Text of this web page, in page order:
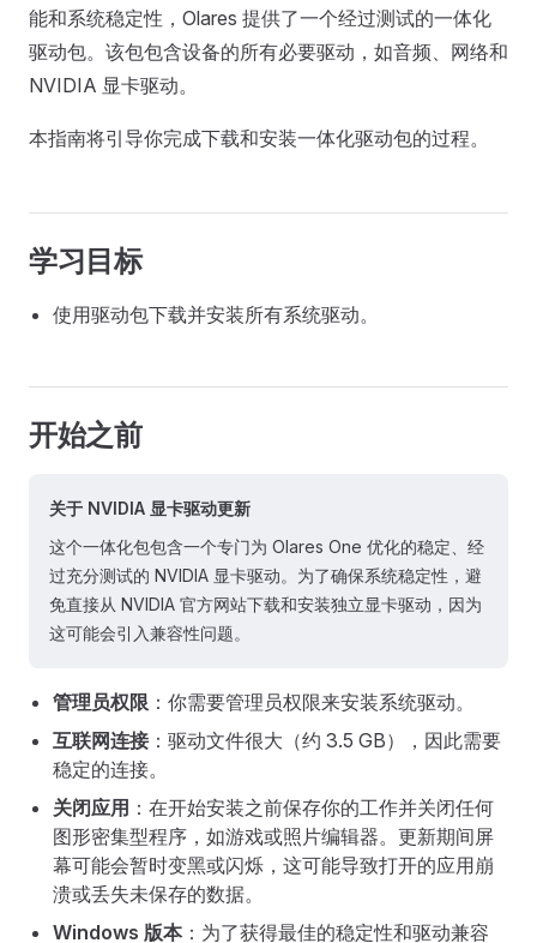
能和系统稳定性，Olares 提供了一个经过测试的一体化
驱动包。该包包含设备的所有必要驱动，如音频、网络和
NVIDIA 显卡驱动。
本指南将引导你完成下载和安装一体化驱动包的过程。
学习目标
使用驱动包下载并安装所有系统驱动。
开始之前
关于 NVIDIA 显卡驱动更新
这个一体化包包含一个专门为 Olares One 优化的稳定、经
过充分测试的 NVIDIA 显卡驱动。为了确保系统稳定性，避
免直接从 NVIDIA 官方网站下载和安装独立显卡驱动，因为
这可能会引入兼容性问题。
管理员权限 ：你需要管理员权限来安装系统驱动。
互联网连接：驱动文件很大（约 3.5 GB），因此需要
稳定的连接。
关闭应用 ：在开始安装之前保存你的工作并关闭任何
图形密集型程序，如游戏或照片编辑器。更新期间屏
幕可能会暂时变黑或闪烁，这可能导致打开的应用崩
溃或丢失未保存的数据。
Windows 版本：为了获得最佳的稳定性和驱动兼容